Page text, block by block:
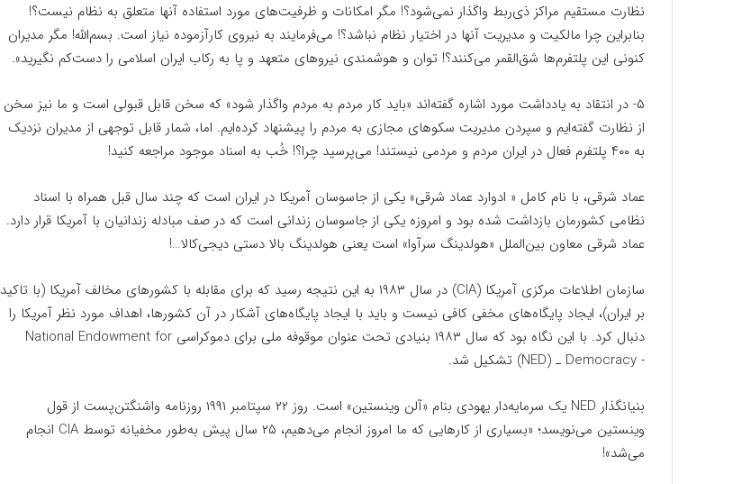
نظارت مستقیم مراکز ذی‌ربط واگذار نمی‌شود؟! مگر امکانات و ظرفیت‌های مورد استفاده آنها متعلق به نظام نیست؟!
بنابر‌این چرا مالکیت و مدیریت آنها در اختیار نظام نباشد؟! می‌فرمایند به نیروی کارآزموده نیاز است. بسم‌الله! مگر مدیران
کنونی این پلتفرم‌ها شق‌القمر می‌کنند؟! توان و هوشمندی نیروهای متعهد و پا به رکاب ایران اسلامی را دست‌کم نگیرید‌».
۵- در انتقاد به یادداشت مورد ‌اشاره گفته‌اند «‌باید کار مردم به مردم واگذار شود‌» که سخن قابل قبولی است و ما نیز سخن
از نظارت گفته‌ایم و سپردن مدیریت سکوهای مجازی به مردم را پیشنهاد کرده‌ایم. اما، شمار قابل توجهی از مدیران نزدیک
به ۴۰۰ پلتفرم فعال در ایران مردم و مردمی نیستند! می‌پرسید چرا؟! خُب به اسناد موجود مراجعه کنید!
عماد شرقی، با نام کامل « ادوارد عماد شرقی» یکی از جاسوسان آمریکا در ایران است که چند سال قبل همراه با اسناد
نظامی کشورمان بازداشت شده بود و امروزه یکی از جاسوسان زندانی است که در صف مبادله زندانیان با آمریکا قرار دارد.
عماد شرقی معاون بین‌الملل «هولدینگ سرآوا‌» است یعنی هولدینگ بالا دستی دیجی‌کالا…!
سازمان اطلاعات مرکزی آمریکا (CIA) در سال ۱۹۸۳ به این نتیجه رسید که برای مقابله با کشورهای مخالف آمریکا (با تاکید
بر ایران‌)، ایجاد پایگاه‌های مخفی کافی نیست و باید با ایجاد پایگاه‌های آشکار در آن کشورها، اهداف مورد نظر آمریکا را
دنبال کرد. با این نگاه بود که سال ۱۹۸۳ بنیادی تحت عنوان موقوفه ملی برای دموکراسی National Endowment for
Democracy ‪-‬ ـ (NED‌) تشکیل شد. ‬
بنیانگذار NED یک سرمایه‌دار یهودی بنام «‌آلن وینستین‌» است. روز ۲۲ سپتامبر ۱۹۹۱ روزنامه واشنگتن‌پست از قول
وینستین می‌نویسد؛ «بسیاری از کارهایی که ما امروز انجام می‌دهیم، ۲۵ سال پیش به‌طور مخفیانه توسط CIA انجام
می‌شد»!